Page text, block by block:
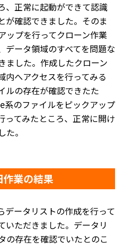
、正常に起動ができて認識
が確認できました。そのま
ップを行ってクローン作業
データ領域のすべてを問題な
ました。作成したクローン
内へアクセスを行ってみる
ルの存在が確認できたた
系のファイルをピックアップ
ってみたところ、正常に開け
。
作業の結果
データリストの作成を行って
いただきました。データリ
の存在を確認でいたとのこ